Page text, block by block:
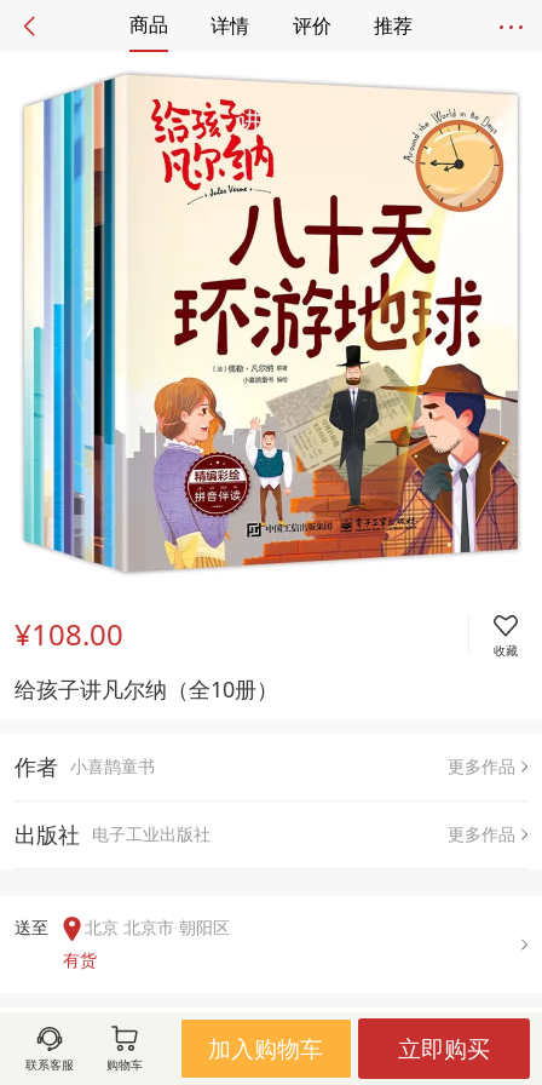
商品 详情 评价 推荐
¥108.00 收藏
给孩子讲凡尔纳（全10册）
作者 小喜鹊童书 更多作品
出版社 电子工业出版社 更多作品
送至
北京 北京市 朝阳区
有货
用户评论(
联系客服 购物车
加入购物车 立即购买